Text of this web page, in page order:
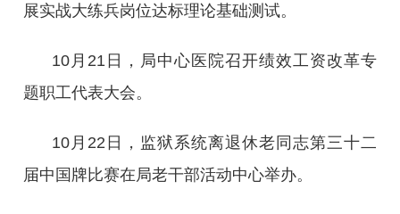
展实战大练兵岗位达标理论基础测试。
10月21日，局中心医院召开绩效工资改革专
题职工代表大会。
10月22日，监狱系统离退休老同志第三十二
届中国牌比赛在局老干部活动中心举办。